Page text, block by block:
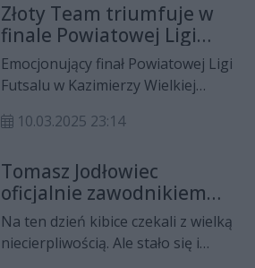
wsparcia z Ministerstwa Spraw
Wewnętrznych i Administracji
wynosi ponad 3,4 mln zł.
Złoty Team triumfuje w
finale Powiatowej Ligi
Futsalu w Kazimierzy
Wielkiej
Emocjonujący finał Powiatowej Ligi
Futsalu w Kazimierzy Wielkiej
finałowym meczu zmierzyły się
Złoty Team. O zwycięstwie
zadecydowały rzuty karne.
10.03.2025 23:14
Tomasz Jodłowiec
oficjalnie zawodnikiem
Sparty Kazimierza Wielka!
Na ten dzień kibice czekali z wielką
niecierpliwością. Ale stało się i